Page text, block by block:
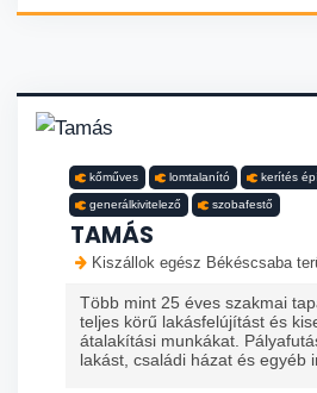
kőműves lomtalanító kerítés
generálkivitelező szobafestő
TAMÁS
Kiszállok egész Békéscsaba
Több mint 25 éves szakmai
teljes körű lakásfelújítást és
átalakítási munkákat.
lakást, családi házat és egyéb